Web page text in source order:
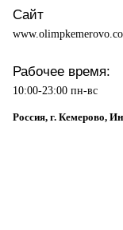
Сайт
Рабочее время:
10:00-23:00 пн-вс
Россия, г. Кемерово,